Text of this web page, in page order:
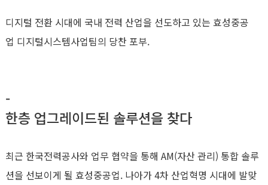
디지털 전환 시대에 국내 전력 산업을 선도하고 있는 효성중공
업 디지털시스템사업팀의 당찬 포부.
-
한층 업그레이드된 솔루션을 찾다
최근 한국전력공사와 업무 협약을 통해 AM(자산 관리) 통합 솔루
션을 선보이게 될 효성중공업. 나아가 4차 산업혁명 시대에 발맞